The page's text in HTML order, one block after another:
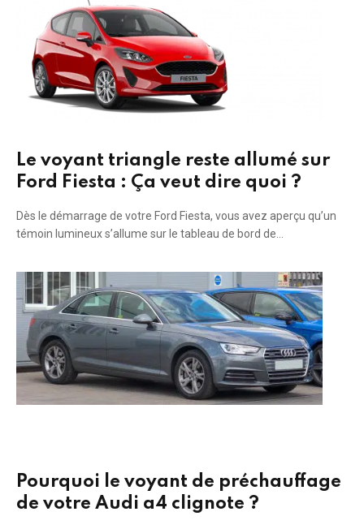
Le voyant triangle reste allumé sur
Ford Fiesta : Ça veut dire quoi ?
Dès le démarrage de votre Ford Fiesta, vous avez aperçu qu’un
témoin lumineux s’allume sur le tableau de bord de…
Pourquoi le voyant de préchauffage
de votre Audi a4 clignote ?